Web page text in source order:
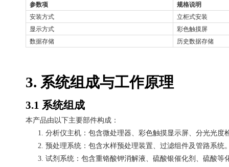
参数项
规格说明
安装方式
立柜式安装
显示方式
彩色触摸屏
数据存储
历史数据存储
3. 系统组成与工作原理
3.1 系统组成
本产品由以下主要部件构成：
1. 分析仪主机：包含微处理器、彩色触摸显示屏、分光光
2. 预处理系统：包含水样预处理装置、过滤组件及管路系统
3. 试剂系统：包含重铬酸钾消解液、硫酸银催化剂、硫酸等